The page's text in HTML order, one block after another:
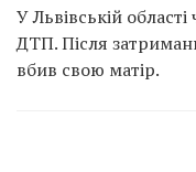
У Львівській
ДТП. Після
вбив свою матір.